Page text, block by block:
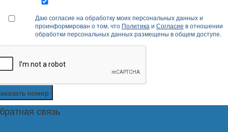
Даю согласие на обработку моих персональных данных и
проинформирован о том, что Политика и Согласие в отношении
обработки персональных данных размещены в общем доступе.
номер
связь